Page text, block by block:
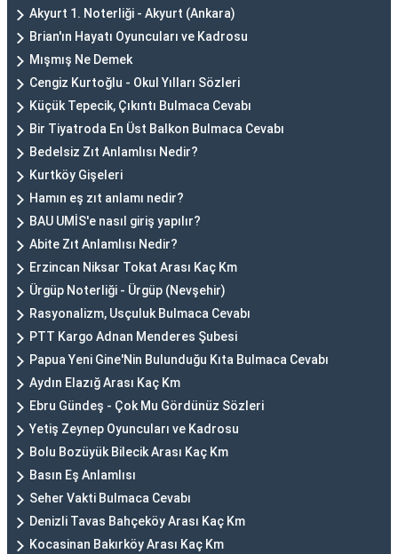
Akyurt 1. Noterliği - Akyurt (Ankara)
Brian'ın Hayatı Oyuncuları ve Kadrosu
Mışmış Ne Demek
Cengiz Kurtoğlu - Okul Yılları Sözleri
Küçük Tepecik, Çıkıntı Bulmaca Cevabı
Bir Tiyatroda En Üst Balkon Bulmaca Cevabı
Bedelsiz Zıt Anlamlısı Nedir?
Kurtköy Gişeleri
Hamın eş zıt anlamı nedir?
BAU UMİS'e nasıl giriş yapılır?
Abite Zıt Anlamlısı Nedir?
Erzincan Niksar Tokat Arası Kaç Km
Ürgüp Noterliği - Ürgüp (Nevşehir)
Rasyonalizm, Usçuluk Bulmaca Cevabı
PTT Kargo Adnan Menderes Şubesi
Papua Yeni Gine'Nin Bulunduğu Kıta Bulmaca Cevabı
Aydın Elazığ Arası Kaç Km
Ebru Gündeş - Çok Mu Gördünüz Sözleri
Yetiş Zeynep Oyuncuları ve Kadrosu
Bolu Bozüyük Bilecik Arası Kaç Km
Basın Eş Anlamlısı
Seher Vakti Bulmaca Cevabı
Denizli Tavas Bahçeköy Arası Kaç Km
Kocasinan Bakırköy Arası Kaç Km